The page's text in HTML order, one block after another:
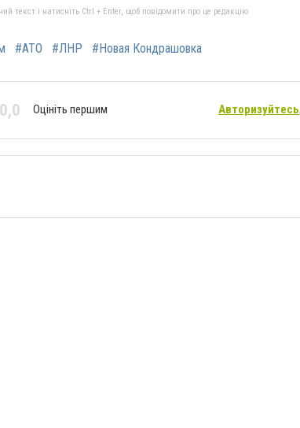
текст і натисніть Ctrl + Enter, щоб повідомити про це редакцію
#АТО #ЛНР #Новая Кондрашовка
0,0 Оцініть першим Авторизуйтесь